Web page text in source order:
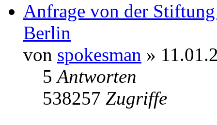
Anfrage von der
Berlin
von spokesman »
5Antworten
538257 Zugriffe